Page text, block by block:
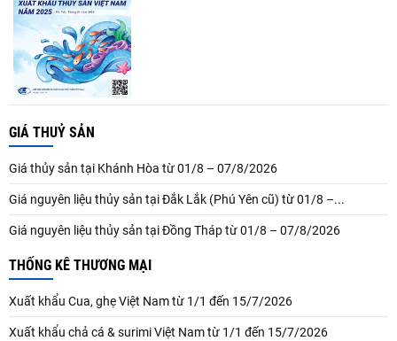
GIÁ THUỶ SẢN
Giá thủy sản tại Khánh Hòa từ 01/8 – 07/8/2026
Giá nguyên liệu thủy sản tại Đắk Lắk (Phú Yên cũ) từ 01/8 –...
Giá nguyên liệu thủy sản tại Đồng Tháp từ 01/8 – 07/8/2026
THỐNG KÊ THƯƠNG MẠI
Xuất khẩu Cua, ghẹ Việt Nam từ 1/1 đến 15/7/2026
Xuất khẩu chả cá & surimi Việt Nam từ 1/1 đến 15/7/2026